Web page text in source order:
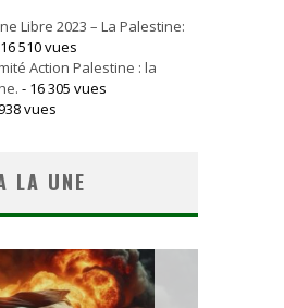
Libre 2023 – La Palestine:
510 vues
Action Palestine : la
- 16 305 vues
vues
LA UNE